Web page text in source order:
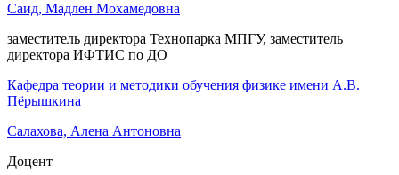
Саид, Мадлен Мохамедовна
заместитель директора Технопарка МПГУ, заместитель
директора ИФТИС по ДО
Кафедра теории и методики обучения физике имени А.В.
Пёрышкина
Салахова, Алена Антоновна
Доцент